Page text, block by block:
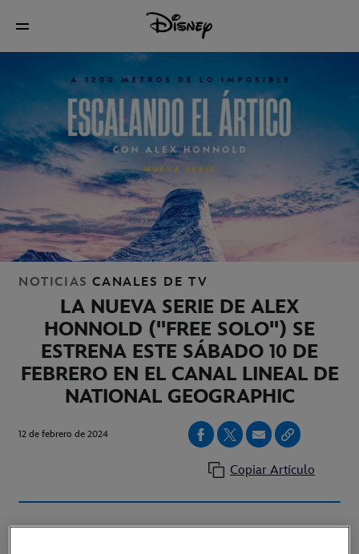
NOTICIAS CANALES DE TV
LA NUEVA SERIE DE ALEX
HONNOLD ("FREE SOLO") SE
ESTRENA ESTE SÁBADO 10 DE
FEBRERO EN EL CANAL LINEAL DE
NATIONAL GEOGRAPHIC
12 de febrero de 2024
Copiar Artículo